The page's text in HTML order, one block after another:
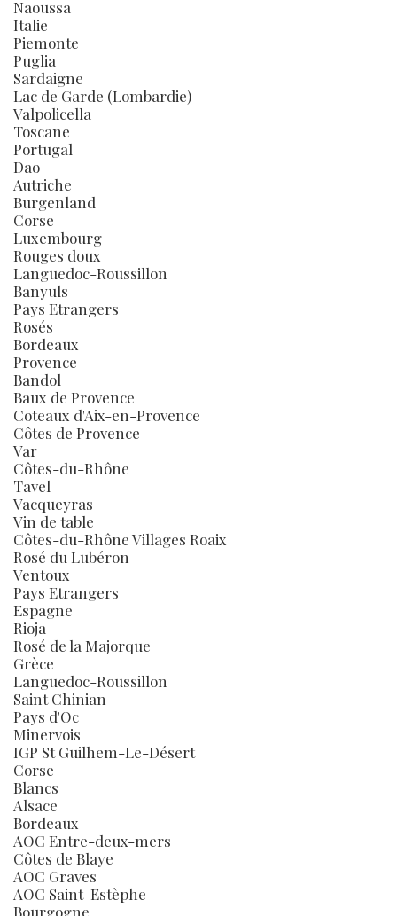
Naoussa
Italie
Piemonte
Puglia
Sardaigne
Lac de Garde (Lombardie)
Valpolicella
Toscane
Portugal
Dao
Autriche
Burgenland
Corse
Luxembourg
Rouges doux
Languedoc-Roussillon
Banyuls
Pays Etrangers
Rosés
Bordeaux
Provence
Bandol
Baux de Provence
Coteaux d'Aix-en-Provence
Côtes de Provence
Var
Côtes-du-Rhône
Tavel
Vacqueyras
Vin de table
Côtes-du-Rhône Villages Roaix
Rosé du Lubéron
Ventoux
Pays Etrangers
Espagne
Rioja
Rosé de la Majorque
Grèce
Languedoc-Roussillon
Saint Chinian
Pays d'Oc
Minervois
IGP St Guilhem-Le-Désert
Corse
Blancs
Alsace
Bordeaux
AOC Entre-deux-mers
Côtes de Blaye
AOC Graves
AOC Saint-Estèphe
Bourgogne